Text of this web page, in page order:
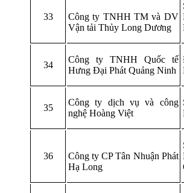
33
Công ty TNHH TM và DV
Vận tải Thủy Long Dương
34
Công ty TNHH Quốc tế
Hưng Đại Phát Quảng Ninh
35
Công ty dịch vụ và công
nghệ Hoàng Việt
36
Công ty CP Tân Nhuận Phát
Hạ Long